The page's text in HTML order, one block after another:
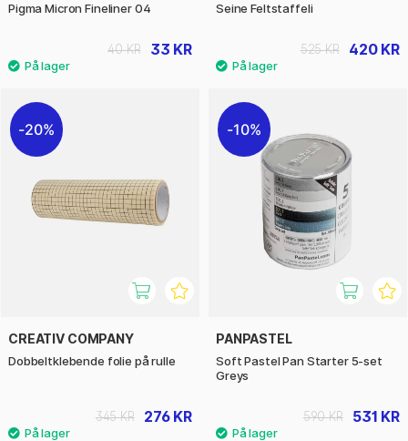
Pigma Micron Fineliner 04
33 KR
40 KR
Seine Feltstaffeli
420 KR
525 KR
20%
CREATIV COMPANY
Dobbeltklebende folie på rulle
276 KR
345 KR
10%
PANPASTEL
Soft Pastel Pan Starter 5-set
Greys
531 KR
590 KR